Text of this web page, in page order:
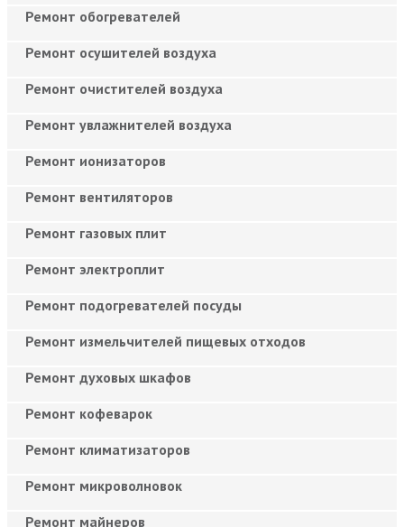
Ремонт обогревателей
Ремонт осушителей воздуха
Ремонт очистителей воздуха
Ремонт увлажнителей воздуха
Ремонт ионизаторов
Ремонт вентиляторов
Ремонт газовых плит
Ремонт электроплит
Ремонт подогревателей посуды
Ремонт измельчителей пищевых отходов
Ремонт духовых шкафов
Ремонт кофеварок
Ремонт климатизаторов
Ремонт микроволновок
Ремонт майнеров